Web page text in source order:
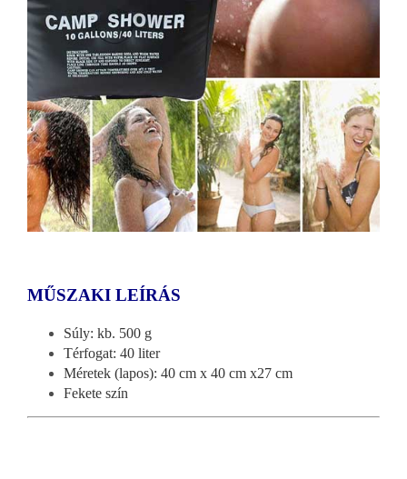
MŰSZAKI LEÍRÁS
Súly: kb. 500 g
Térfogat: 40 liter
Méretek (lapos): 40 cm x 40 cm x27 cm
Fekete szín